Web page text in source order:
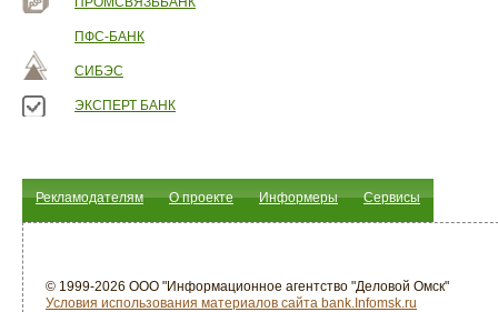
ПФС-БАНК
СИБЭС
ЭКСПЕРТ БАНК
Рекламодателям О проекте Информеры Сервисы
© 1999-2026 ООО "Информационное агентство "Деловой Омск"
Условия использования материалов сайта bank.Infomsk.ru